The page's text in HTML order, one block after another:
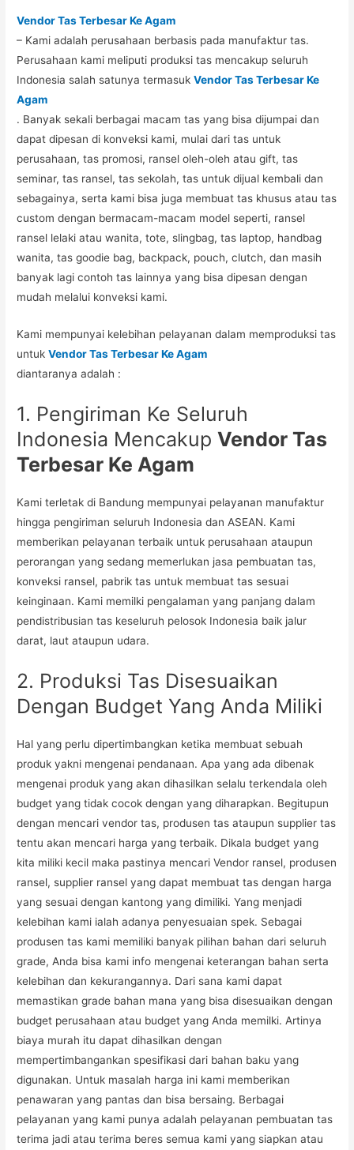
Vendor Tas Terbesar Ke Agam
– Kami adalah perusahaan berbasis pada manufaktur tas.
Perusahaan kami meliputi produksi tas mencakup seluruh
Indonesia salah satunya termasukVendor Tas Terbesar Ke
Agam
. Banyak sekali berbagai macam tas yang bisa dijumpai dan
dapat dipesan di konveksi kami, mulai dari tas untuk
perusahaan, tas promosi, ransel oleh-oleh atau gift, tas
seminar, tas ransel, tas sekolah, tas untuk dijual kembali dan
sebagainya, serta kami bisa juga membuat tas khusus atau tas
custom dengan bermacam-macam model seperti, ransel
ransel lelaki atau wanita, tote, slingbag, tas laptop, handbag
wanita, tas goodie bag, backpack, pouch, clutch, dan masih
banyak lagi contoh tas lainnya yang bisa dipesan dengan
mudah melalui konveksi kami.
Kami mempunyai kelebihan pelayanan dalam memproduksi tas
untukVendor Tas Terbesar Ke Agam
diantaranya adalah :
1. Pengiriman Ke Seluruh
Indonesia MencakupVendor Tas
Terbesar Ke Agam
Kami terletak di Bandung mempunyai pelayanan manufaktur
hingga pengiriman seluruh Indonesia dan ASEAN. Kami
memberikan pelayanan terbaik untuk perusahaan ataupun
perorangan yang sedang memerlukan jasa pembuatan tas,
konveksi ransel, pabrik tas untuk membuat tas sesuai
keinginaan. Kami memilki pengalaman yang panjang dalam
pendistribusian tas keseluruh pelosok Indonesia baik jalur
darat, laut ataupun udara.
2. Produksi Tas Disesuaikan
Dengan Budget Yang Anda Miliki
Hal yang perlu dipertimbangkan ketika membuat sebuah
produk yakni mengenai pendanaan. Apa yang ada dibenak
mengenai produk yang akan dihasilkan selalu terkendala oleh
budget yang tidak cocok dengan yang diharapkan. Begitupun
dengan mencari vendor tas, produsen tas ataupun supplier tas
tentu akan mencari harga yang terbaik. Dikala budget yang
kita miliki kecil maka pastinya mencari Vendor ransel, produsen
ransel, supplier ransel yang dapat membuat tas dengan harga
yang sesuai dengan kantong yang dimiliki. Yang menjadi
kelebihan kami ialah adanya penyesuaian spek. Sebagai
produsen tas kami memiliki banyak pilihan bahan dari seluruh
grade, Anda bisa kami info mengenai keterangan bahan serta
kelebihan dan kekurangannya. Dari sana kami dapat
memastikan grade bahan mana yang bisa disesuaikan dengan
budget perusahaan atau budget yang Anda memilki. Artinya
biaya murah itu dapat dihasilkan dengan
mempertimbangankan spesifikasi dari bahan baku yang
digunakan. Untuk masalah harga ini kami memberikan
penawaran yang pantas dan bisa bersaing. Berbagai
pelayanan yang kami punya adalah pelayanan pembuatan tas
terima jadi atau terima beres semua kami yang siapkan atau